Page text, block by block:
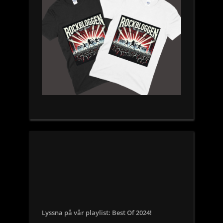
Lyssna på vår playlist: Best Of 2024!